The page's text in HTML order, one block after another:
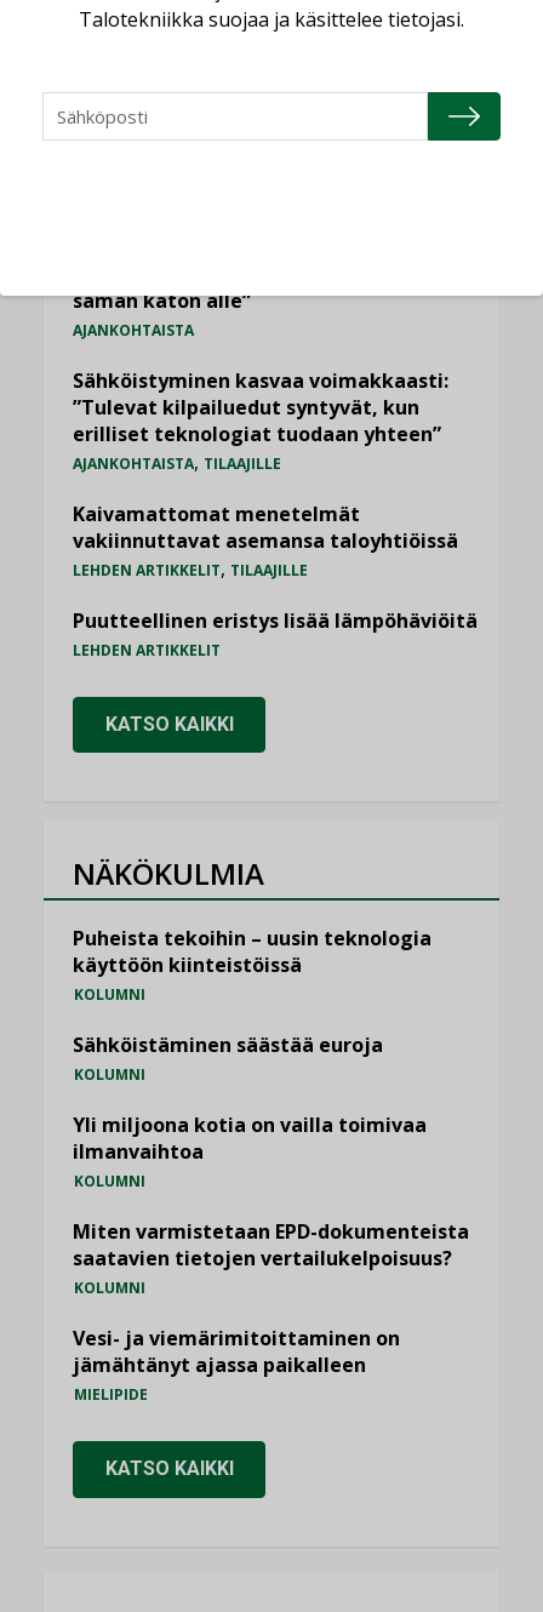
LUETUIMMAT UUTISET
Datakeskusurakointi on tekniikkalaji
saman katon alle”
AJANKOHTAISTA
Sähköistyminen kasvaa voimakkaasti:
”Tulevat kilpailuedut syntyvät, kun
erilliset teknologiat tuodaan yhteen”
AJANKOHTAISTA, TILAAJILLE
Kaivamattomat menetelmät
vakiinnuttavat asemansa taloyhtiöissä
LEHDEN ARTIKKELIT, TILAAJILLE
Puutteellinen eristys lisää lämpöhäviöitä
LEHDEN ARTIKKELIT
KATSO KAIKKI
NÄKÖKULMIA
Puheista tekoihin – uusin teknologia
käyttöön kiinteistöissä
KOLUMNI
Sähköistäminen säästää euroja
KOLUMNI
Yli miljoona kotia on vailla toimivaa
ilmanvaihtoa
KOLUMNI
Miten varmistetaan EPD-dokumenteista
saatavien tietojen vertailukelpoisuus?
KOLUMNI
Vesi- ja viemärimitoittaminen on
jämähtänyt ajassa paikalleen
MIELIPIDE
KATSO KAIKKI
Talotekniikka suojaa ja käsittelee tietojasi.